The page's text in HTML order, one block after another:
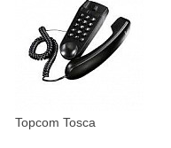
Topcom Tosca